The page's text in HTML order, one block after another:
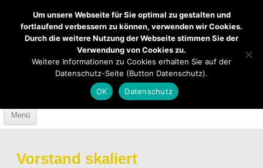
Mendener Labyrinth Kirche Über uns
Anfahrt
Menü
Skip to content
Vorstand skaliert
Um unsere Webseite für Sie optimal zu gestalten und
fortlaufend verbessern zu können, verwenden wir Cookies.
Durch die weitere Nutzung der Webseite stimmen Sie der
Verwendung von Cookies zu.
Weitere Informationen zu Cookies erhalten Sie auf der
Datenschutz-Seite (Button Datenschutz).
OK
Datenschutz